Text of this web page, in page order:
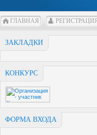
ГЛАВНАЯ
ЗАКЛАДКИ
КОНКУРС
ФОРМА ВХОДА